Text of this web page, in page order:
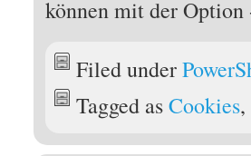
können mit der Option
Filed under
Tagged asCookies,